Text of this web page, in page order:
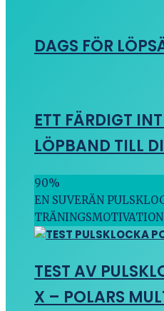
DAGS FÖR
ETT FÄRDIGT
LÖPBAND TILL
90%
EN SUVERÄN
TEST AV
X – POLARS